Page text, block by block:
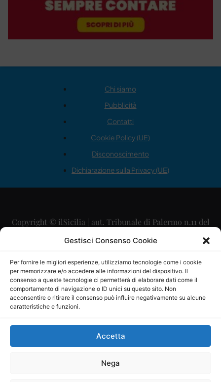
Gestisci Consenso Cookie
Per fornire le migliori esperienze, utilizziamo tecnologie come i cookie
per memorizzare e/o accedere alle informazioni del dispositivo. Il
consenso a queste tecnologie ci permetterà di elaborare dati come il
comportamento di navigazione o ID unici su questo sito. Non
acconsentire o ritirare il consenso può influire negativamente su alcune
caratteristiche e funzioni.
Accetta
Nega
Chi siamo
Pubblicità
Contatti
Cookie Policy (UE)
Disconoscimento
Dichiarazione sulla Privacy (UE)
Copyright © ilSicilia | aut. Tribunale di Palermo n.11 del
29/09/2015
Direttore Editoriale: Maurizio Scaglione
Direttore Responsabile: Maria Calabrese
P.IVA: 06334930820
Mercurio Comunicazione Società Cooperativa a r.l. è
iscritta al Registro degli Operatori di Comunicazione al